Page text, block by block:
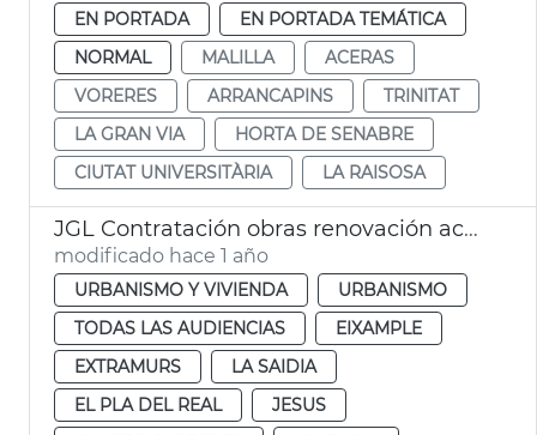
EN PORTADA
EN PORTADA TEMÁTICA
NORMAL
MALILLA
ACERAS
VORERES
ARRANCAPINS
TRINITAT
LA GRAN VIA
HORTA DE SENABRE
CIUTAT UNIVERSITÀRIA
LA RAISOSA
JGL Contratación obras renovación aceras València
modificado hace 1 año
URBANISMO Y VIVIENDA
URBANISMO
TODAS LAS AUDIENCIAS
EIXAMPLE
EXTRAMURS
LA SAIDIA
EL PLA DEL REAL
JESUS